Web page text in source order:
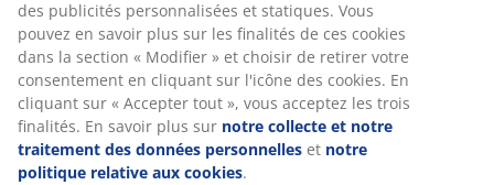
des publicités personnalisées et statiques. Vous
pouvez en savoir plus sur les finalités de ces cookies
dans la section « Modifier » et choisir de retirer votre
consentement en cliquant sur l'icône des cookies. En
cliquant sur « Accepter tout », vous acceptez les trois
finalités. En savoir plus sur notre collecte et notre
traitement des données personnelles et notre
politique relative aux cookies.